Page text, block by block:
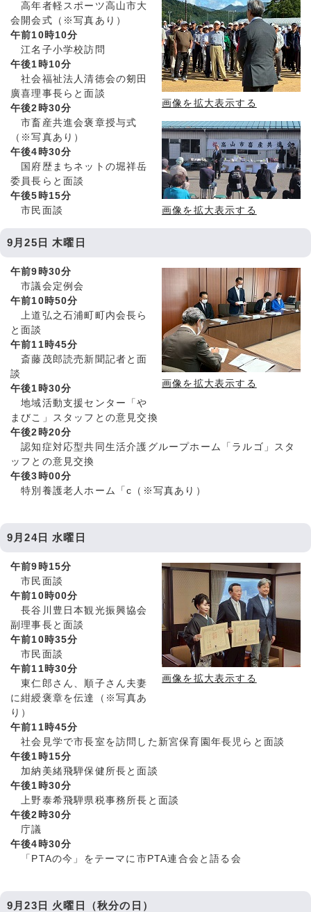
画像を拡大表示する
画像を拡大表示する
高年者軽スポーツ高山市大
会開会式（※写真あり）
午前10時10分
江名子小学校訪問
午後1時10分
社会福祉法人清徳会の剱田
廣喜理事長らと面談
午後2時30分
市畜産共進会褒章授与式
（※写真あり）
午後4時30分
国府歴まちネットの堀祥岳
委員長らと面談
午後5時15分
市民面談
9月25日 木曜日
画像を拡大表示する
午前9時30分
市議会定例会
午前10時50分
上道弘之石浦町町内会長ら
と面談
午前11時45分
斎藤茂郎読売新聞記者と面
談
午後1時30分
地域活動支援センター「や
まびこ」スタッフとの意見交換
午後2時20分
認知症対応型共同生活介護グループホーム「ラルゴ」スタ
ッフとの意見交換
午後3時00分
特別養護老人ホーム「c（※写真あり）
9月24日 水曜日
画像を拡大表示する
午前9時15分
市民面談
午前10時00分
長谷川豊日本観光振興協会
副理事長と面談
午前10時35分
市民面談
午前11時30分
東仁郎さん、順子さん夫妻
に紺綬褒章を伝達（※写真あ
り）
午前11時45分
社会見学で市長室を訪問した新宮保育園年長児らと面談
午後1時15分
加納美緒飛騨保健所長と面談
午後1時30分
上野泰希飛騨県税事務所長と面談
午後2時30分
庁議
午後4時30分
「PTAの今」をテーマに市PTA連合会と語る会
9月23日 火曜日（秋分の日）